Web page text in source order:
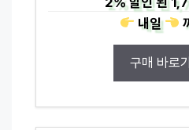
내일
구매 바로